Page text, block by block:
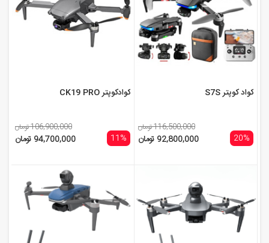
کواد کوپتر S7S
20%
116,500,000 تومان
92,800,000 تومان
کوادکوپتر CK19 PRO
11%
106,900,000 تومان
94,700,000 تومان